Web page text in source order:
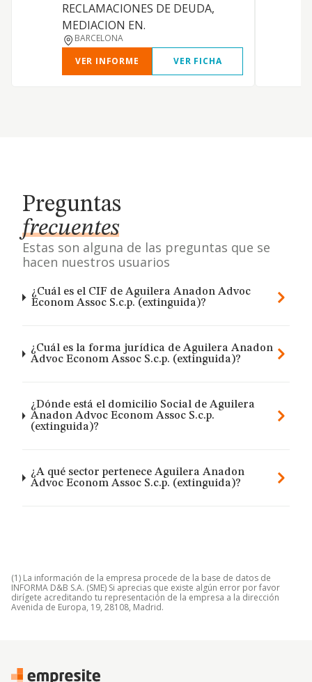
RECLAMACIONES DE DEUDA,
MEDIACION EN.
BARCELONA
VER INFORME
VER FICHA
Preguntas
frecuentes
Estas son alguna de las preguntas que se
hacen nuestros usuarios
¿Cuál es el CIF de Aguilera Anadon Advoc
Econom Assoc S.c.p. (extinguida)?
¿Cuál es la forma jurídica de Aguilera Anadon
Advoc Econom Assoc S.c.p. (extinguida)?
¿Dónde está el domicilio Social de Aguilera
Anadon Advoc Econom Assoc S.c.p.
(extinguida)?
¿A qué sector pertenece Aguilera Anadon
Advoc Econom Assoc S.c.p. (extinguida)?
(1) La información de la empresa procede de la base de datos de
INFORMA D&B S.A. (SME) Si aprecias que existe algún error por favor
dirígete acreditando tu representación de la empresa a la dirección
Avenida de Europa, 19, 28108, Madrid.